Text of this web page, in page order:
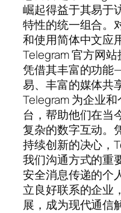
崛起得益于其易于
特性的统一组合。
和使用简体中文应
Telegram 官方网站
凭借其丰富的功能
易、丰富的媒体共
Telegram 为企业
台，帮助他们在当
复杂的数字互动。
持续创新的决心，
我们沟通方式的重
安全消息传递的个
立良好联系的企业
展，成为现代通信